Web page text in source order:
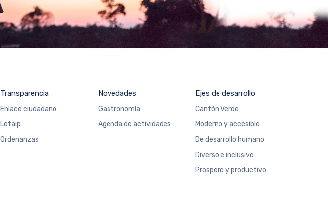
Transparencia
Enlace ciudadano
Lotaip
Ordenanzas
Novedades
Gastronomía
Agenda de actividades
Ejes de desarrollo
Cantón Verde
Moderno y accesible
De desarrollo humano
Diverso e inclusivo
Prospero y productivo